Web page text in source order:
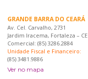
GRANDE BARRA DO CEARÁ
Av. Cel. Carvalho, 2731
Jardim Iracema, Fortaleza – CE
Comercial: (85) 3286.2884
Unidade Fiscal e Financeiro:
(85) 3481.9886
Ver no mapa